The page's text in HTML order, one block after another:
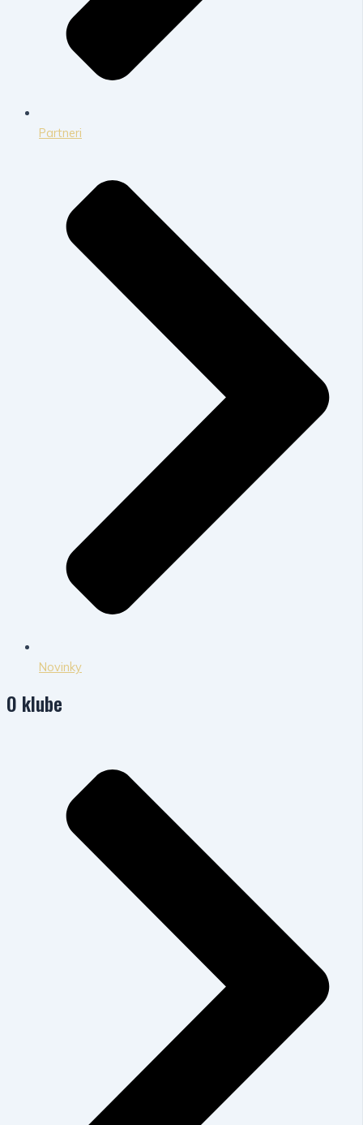
Partneri
Novinky
O klube